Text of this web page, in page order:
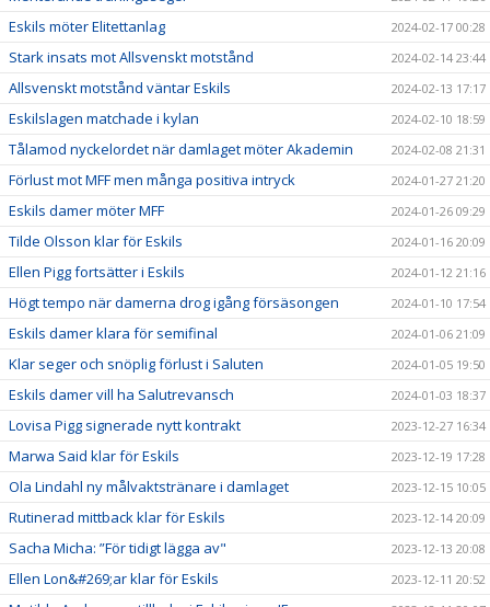
Eskils möter Elitettanlag 2024-02-17 00:28
Stark insats mot Allsvenskt motstånd 2024-02-14 23:44
Allsvenskt motstånd väntar Eskils 2024-02-13 17:17
Eskilslagen matchade i kylan 2024-02-10 18:59
Tålamod nyckelordet när damlaget möter Akademin 2024-02-08 21:31
Förlust mot MFF men många positiva intryck 2024-01-27 21:20
Eskils damer möter MFF 2024-01-26 09:29
Tilde Olsson klar för Eskils 2024-01-16 20:09
Ellen Pigg fortsätter i Eskils 2024-01-12 21:16
Högt tempo när damerna drog igång försäsongen 2024-01-10 17:54
Eskils damer klara för semifinal 2024-01-06 21:09
Klar seger och snöplig förlust i Saluten 2024-01-05 19:50
Eskils damer vill ha Salutrevansch 2024-01-03 18:37
Lovisa Pigg signerade nytt kontrakt 2023-12-27 16:34
Marwa Said klar för Eskils 2023-12-19 17:28
Ola Lindahl ny målvaktstränare i damlaget 2023-12-15 10:05
Rutinerad mittback klar för Eskils 2023-12-14 20:09
Sacha Micha: ”För tidigt lägga av" 2023-12-13 20:08
Ellen Lon&#269;ar klar för Eskils 2023-12-11 20:52